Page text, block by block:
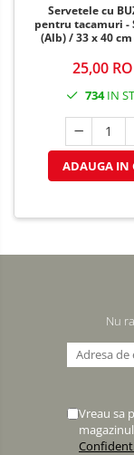
Servetele cu
pentru tacamuri -
(Alb) / 33 x 40
25,00
734IN
ADAUGA IN
Nu
Vreau sa